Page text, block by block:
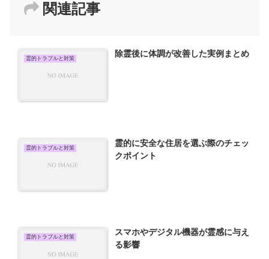
関連記事
霊的トラブルと対策 除霊後に体調が改善した実例まとめ
霊的トラブルと対策
霊的に安全な住居を選ぶ際のチェッ
クポイント
霊的トラブルと対策
スマホやデジタル機器が霊感に与え
る影響